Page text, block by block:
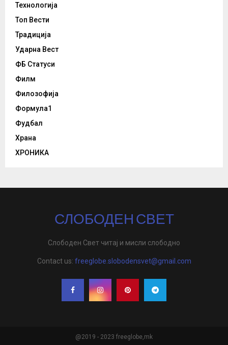
Технологија
Топ Вести
Традиција
Ударна Вест
ФБ Статуси
Филм
Филозофија
Формула1
Фудбал
Храна
ХРОНИКА
СЛОБОДЕН СВЕТ
Слободен Свет читај и мисли слободно
Contact us: freeglobe.slobodensvet@gmail.com
@2019 - 2023 freeglobe,mk